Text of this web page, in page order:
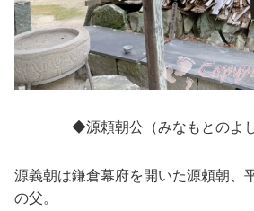
◆源頼朝公（みなもとのよ
源義朝は鎌倉幕府を開いた源頼朝、
の父。